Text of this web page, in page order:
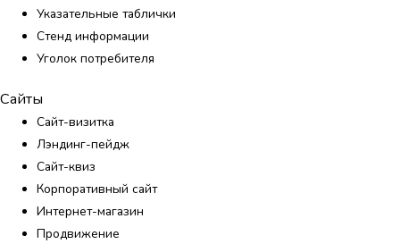
Указательные таблички
Стенд информации
Уголок потребителя
Сайты
Сайт-визитка
Лэндинг-пейдж
Сайт-квиз
Корпоративный сайт
Интернет-магазин
Продвижение